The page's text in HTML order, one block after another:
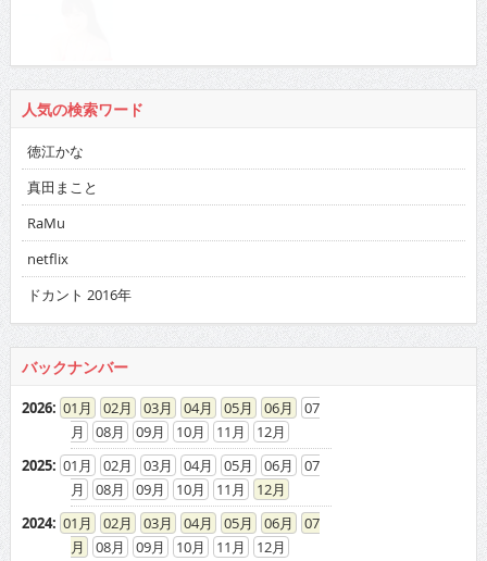
人気の検索ワード
徳江かな
真田まこと
RaMu
netflix
ドカント 2016年
バックナンバー
2026: 01 02 03 04 05 06
07
08
09 10 11
12
2025: 01 02 03 04 05 06
07
08
09 10 11
12
2024: 01 02 03 04 05 06
07
08
09 10 11
12